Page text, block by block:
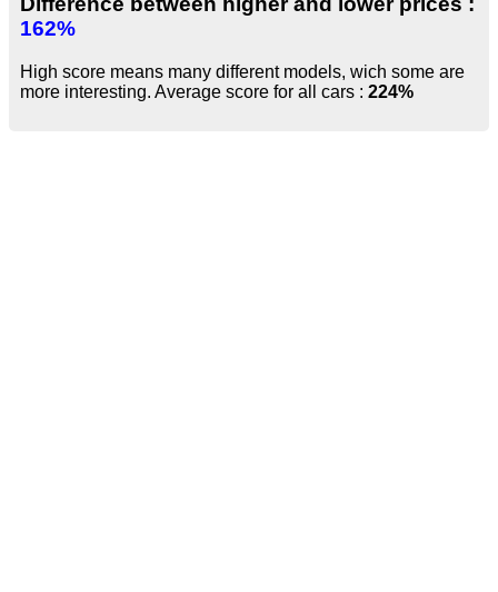
162%
High score means many different models, wich some are
more interesting. Average score for all cars : 224%